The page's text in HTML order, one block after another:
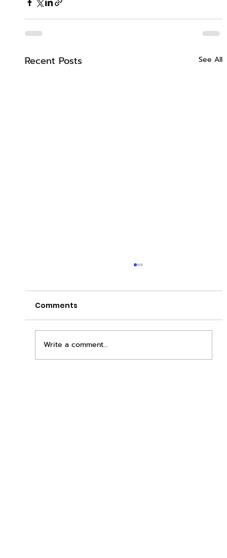
Recent Posts See All
Comments
Write a comment...